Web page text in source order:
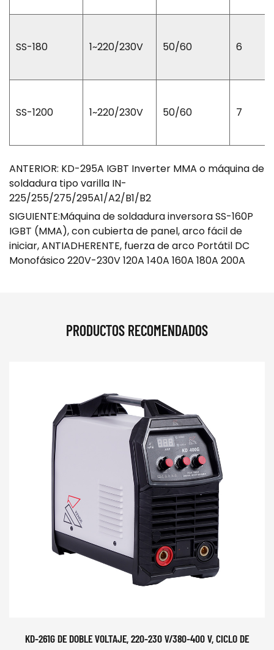
SS-180 1~220/230V 50/60 6
SS-1200 1~220/230V 50/60 7
ANTERIOR: KD-295A IGBT Inverter MMA o máquina de
soldadura tipo varilla IN-
225/255/275/295A1/A2/B1/B2
SIGUIENTE:Máquina de soldadura inversora SS-160P
IGBT (MMA), con cubierta de panel, arco fácil de
iniciar, ANTIADHERENTE, fuerza de arco Portátil DC
Monofásico 220V-230V 120A 140A 160A 180A 200A
PRODUCTOS RECOMENDADOS
KD-261G DE DOBLE VOLTAJE, 220-230 V/380-400 V, CICLO DE